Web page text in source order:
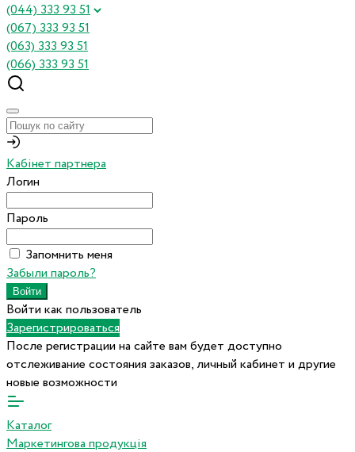
(044) 333 93 51
(067) 333 93 51
(063) 333 93 51
(066) 333 93 51
Кабінет партнера
Логин
Пароль
Запомнить меня
Забыли пароль?
Войти как пользователь
Зарегистрироваться
После регистрации на сайте вам будет доступно
отслеживание состояния заказов, личный кабинет и другие
новые возможности
Каталог
Маркетингова продукція